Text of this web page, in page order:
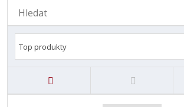
Vyhledávání
Top produkty